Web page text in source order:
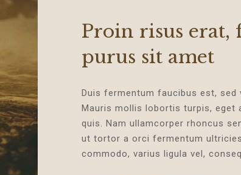
Proin risus
purus sit amet
Duis fermentum faucibus est, sed
Mauris mollis lobortis turpis, eget
quis. Nam ullamcorper rhoncus
ut tortor a orci fermentum
commodo, varius ligula vel,